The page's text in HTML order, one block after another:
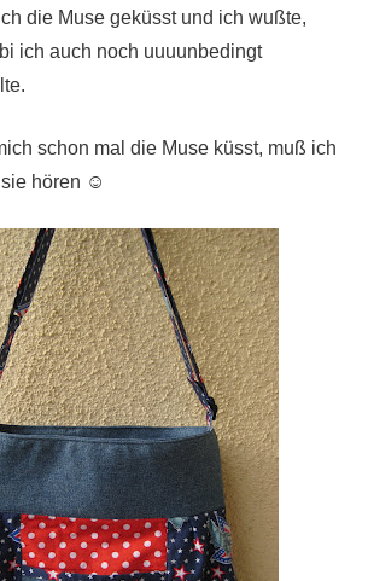
die Muse geküsst und ich wußte,
ich auch noch uuuunbedingt
schon mal die Muse küsst, muß ich
hören ☺